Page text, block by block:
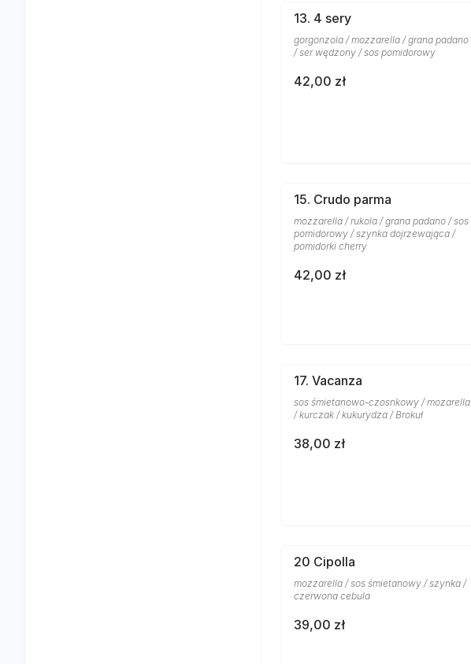
13. 4 sery
gorgonzola / mozzarella / grana padano
/ ser wędzony / sos pomidorowy
42,00 zł
15. Crudo parma
mozzarella / rukola / grana padano / sos
pomidorowy / szynka dojrzewająca /
pomidorki cherry
42,00 zł
17. Vacanza
sos śmietanowo-czosnkowy / mozarella
/ kurczak / kukurydza / Brokuł
38,00 zł
20 Cipolla
mozzarella / sos śmietanowy / szynka /
czerwona cebula
39,00 zł